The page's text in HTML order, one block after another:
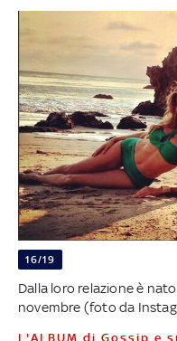
16/19
Dalla loro relazione è
novembre (foto da
L'ALBUM di Gossip e